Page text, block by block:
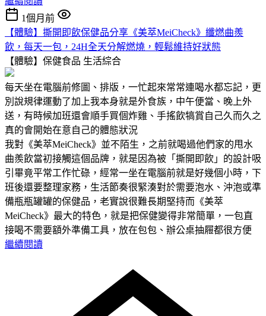
1個月前
【體驗】撕開即飲保健品分享《美萃MeiCheck》纖燃曲羨
飲，每天一包，24H全天分解燃燒，輕鬆維持好狀態
【體驗】保健食品 生活綜合
每天坐在電腦前修圖、排版，一忙起來常常連喝水都忘記，更
別說規律運動了加上我本身就是外食族，中午便當、晚上外
送，有時候加班還會順手買個炸雞、手搖飲犒賞自己久而久之
真的會開始在意自己的體態狀況
我對《美萃MeiCheck》並不陌生，之前就喝過他們家的甩水
曲羨飲當初接觸這個品牌，就是因為被「撕開即飲」的設計吸
引畢竟平常工作忙碌，經常一坐在電腦前就是好幾個小時，下
班後還要整理家務，生活節奏很緊湊對於需要泡水、沖泡或準
備瓶瓶罐罐的保健品，老實說很難長期堅持而《美萃
MeiCheck》最大的特色，就是把保健變得非常簡單，一包直
接喝不需要額外準備工具，放在包包、辦公桌抽屜都很方便
繼續閱讀